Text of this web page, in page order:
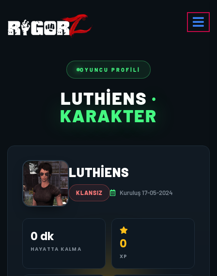
OYUNCU PROFILI
LUTHIENS ·
KARAKTER
LUTHIENS
KLANSIZ Kuruluş 17-05-2024
0 dk
HAYATTA KALMA 0
XP